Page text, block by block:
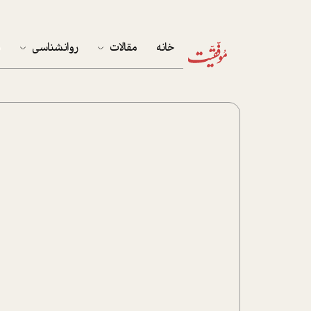
خانه مقالات روانشناسی